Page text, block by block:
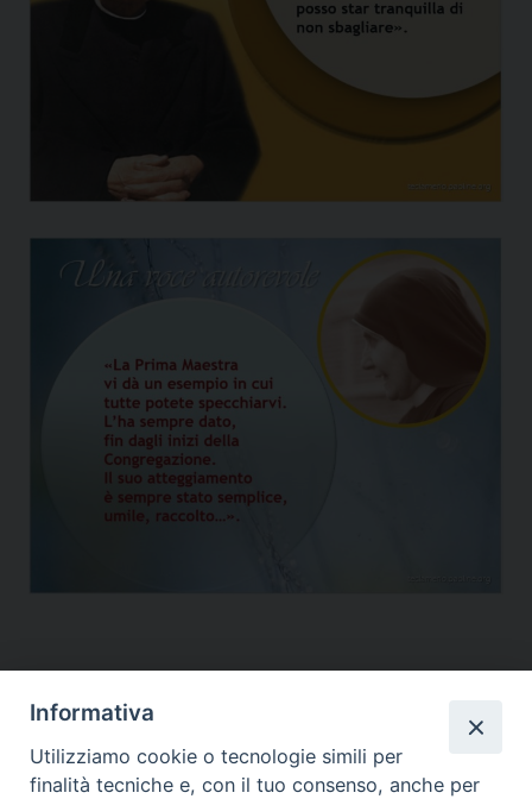
(06) 661.30.39
Informativa
Utilizziamo cookie o tecnologie simili per
finalità tecniche e, con il tuo consenso, anche per